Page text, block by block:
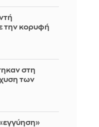
την κορυφή
στη
των